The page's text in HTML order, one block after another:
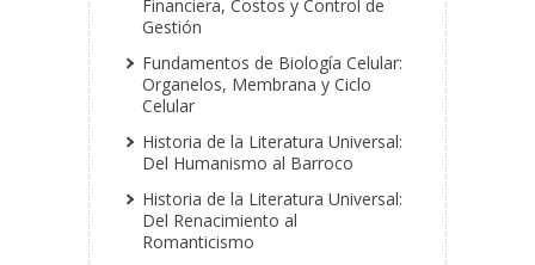
Financiera, Costos y Control de
Gestión
Fundamentos de Biología Celular:
Organelos, Membrana y Ciclo
Celular
Historia de la Literatura Universal:
Del Humanismo al Barroco
Historia de la Literatura Universal:
Del Renacimiento al
Romanticismo